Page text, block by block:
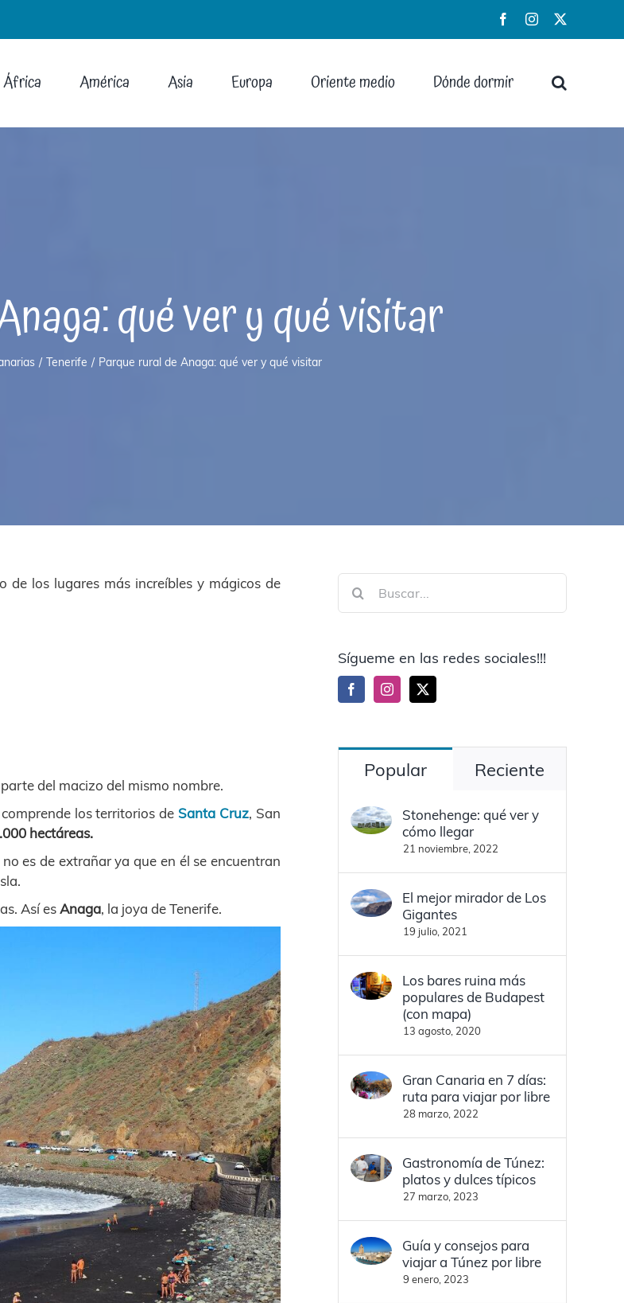
FacebookInstagram
África América Asia Europa Oriente medio Dónde dormir
qué ver y qué visitar
Tenerife Parque rural de Anaga: qué ver y qué visitar
de los lugares más increíbles y mágicos de
del macizo del mismo nombre.
los territorios de Santa Cruz, San
hectáreas.
es de extrañar ya que en él se encuentran
Así esAnaga, la joya de Tenerife.
Sígueme en las redes sociales!!!
Popular Reciente
Stonehenge: qué ver y
cómo llegar
21 noviembre, 2022
El mejor mirador de Los
Gigantes
19 julio, 2021
Los bares ruina más
populares de Budapest
(con mapa)
13 agosto, 2020
Gran Canaria en 7 días:
ruta para viajar por libre
28 marzo, 2022
Gastronomía de Túnez:
platos y dulces típicos
27 marzo, 2023
Guía y consejos para
viajar a Túnez por libre
9 enero, 2023